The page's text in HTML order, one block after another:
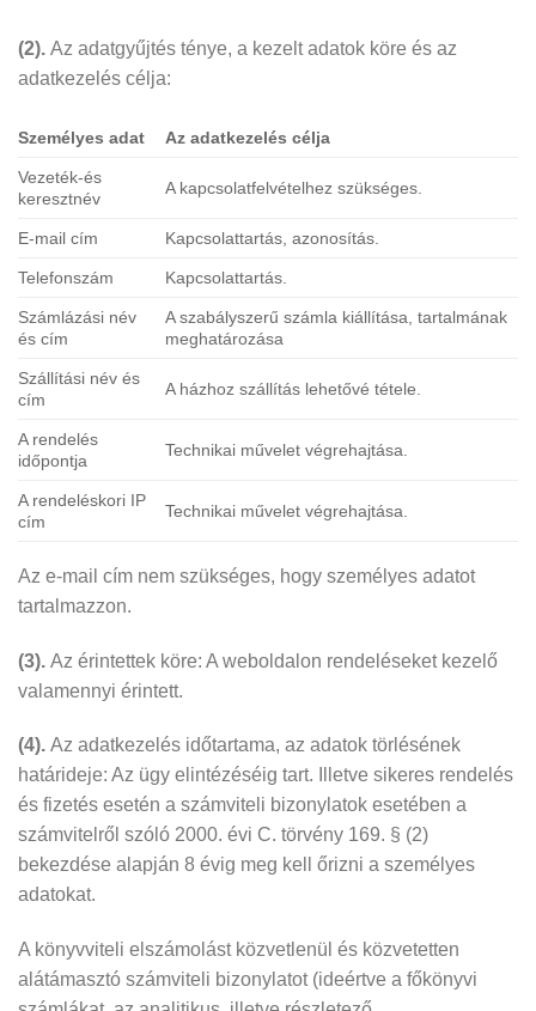
(2). Az adatgyűjtés ténye, a kezelt adatok köre és az
adatkezelés célja:
Személyes adat Az adatkezelés célja
Vezeték-és
keresztnév
A kapcsolatfelvételhez szükséges.
E-mail cím Kapcsolattartás, azonosítás.
Telefonszám Kapcsolattartás.
Számlázási név
és cím
A szabályszerű számla kiállítása, tartalmának
meghatározása
Szállítási név és
cím
A házhoz szállítás lehetővé tétele.
A rendelés
időpontja
Technikai művelet végrehajtása.
A rendeléskori IP
cím
Technikai művelet végrehajtása.
Az e-mail cím nem szükséges, hogy személyes adatot
tartalmazzon.
(3). Az érintettek köre: A weboldalon rendeléseket kezelő
valamennyi érintett.
(4). Az adatkezelés időtartama, az adatok törlésének
határideje: Az ügy elintézéséig tart. Illetve sikeres rendelés
és fizetés esetén a számviteli bizonylatok esetében a
számvitelről szóló 2000. évi C. törvény 169. § (2)
bekezdése alapján 8 évig meg kell őrizni a személyes
adatokat.
A könyvviteli elszámolást közvetlenül és közvetetten
alátámasztó számviteli bizonylatot (ideértve a főkönyvi